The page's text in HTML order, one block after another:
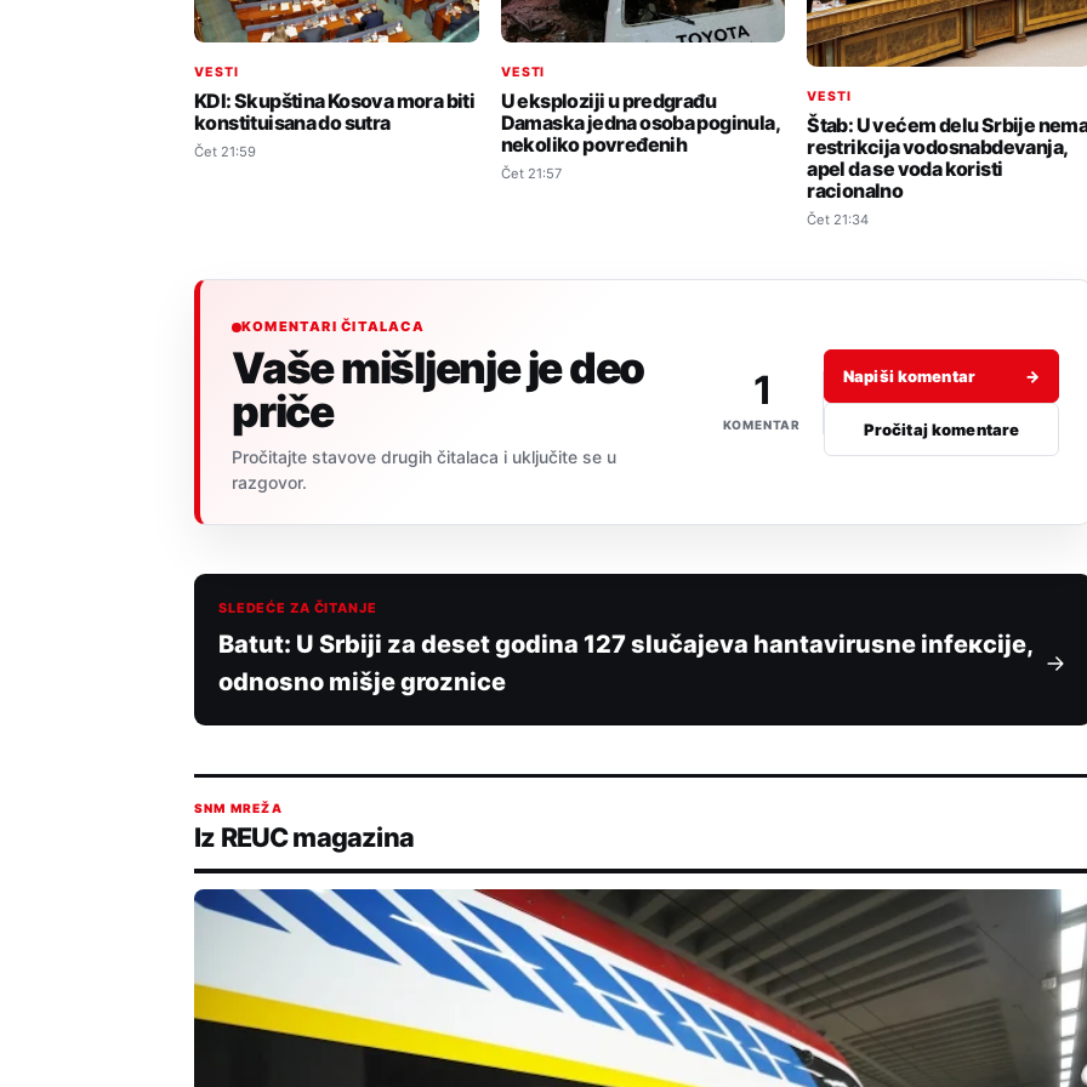
VESTI
KDI: Skupština Kosova mora biti
konstituisana do sutra
Čet 21:59
VESTI
U eksploziji u predgrađu
Damaska jedna osoba poginula,
nekoliko povređenih
Čet 21:57
VESTI
Štab: U većem delu Srbije
restrikcija vodosnabdevanja,
apel da se voda koristi
racionalno
Čet 21:34
KOMENTARI ČITALACA
Vaše mišljenje je deo
priče
Pročitajte stavove drugih čitalaca i uključite se u
razgovor.
1
KOMENTAR
Napiši komentar →
Pročitaj komentare
SLEDEĆE ZA ČITANJE
Batut: U Srbiji za deset godina 127 slučajeva hаntаvirusne infекciјe,
odnosno mišje groznice
SNM MREŽA
Iz REUC magazina